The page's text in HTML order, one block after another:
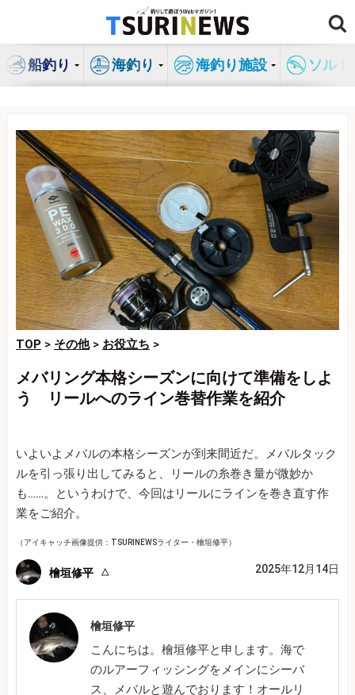
ン
船釣り 海釣り 海釣り施設 ソル
TOP > その他> お役立ち >
メバリング本格シーズンに向けて準備をしよ
う リールへのライン巻替作業を紹介
いよいよメバルの本格シーズンが到来間近だ。メバルタック
ルを引っ張り出してみると、リールの糸巻き量が微妙か
も……。というわけで、今回はリールにラインを巻き直す作
業をご紹介。
（アイキャッチ画像提供：TSURINEWSライター・檜垣修平）
檜垣修平 2025年12月14日
檜垣修平
こんにちは。檜垣修平と申します。海で
のルアーフィッシングをメインにシーバ
ス、メバルと遊んでおります！オールリ